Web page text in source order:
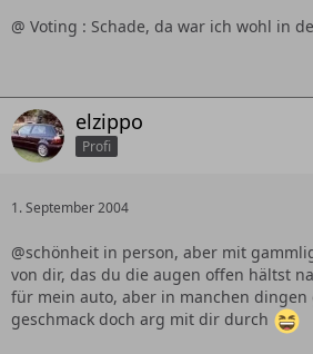
@ Voting : Schade, da war ich wohl in
elzippo
Profi
1. September 2004
@schönheit in person, aber mit
von dir, das du die augen offen hältst
für mein auto, aber in manchen
geschmack doch arg mit dir durch